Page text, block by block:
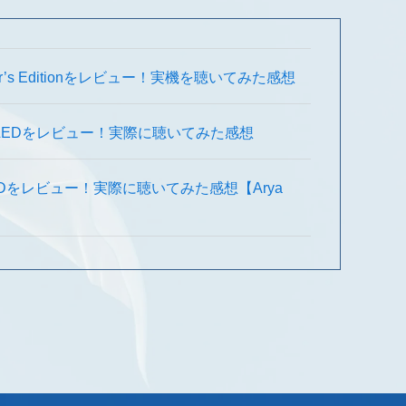
Editionをレビュー！実機を聴いてみた感想
をレビュー！実際に聴いてみた感想
レビュー！実際に聴いてみた感想【Arya